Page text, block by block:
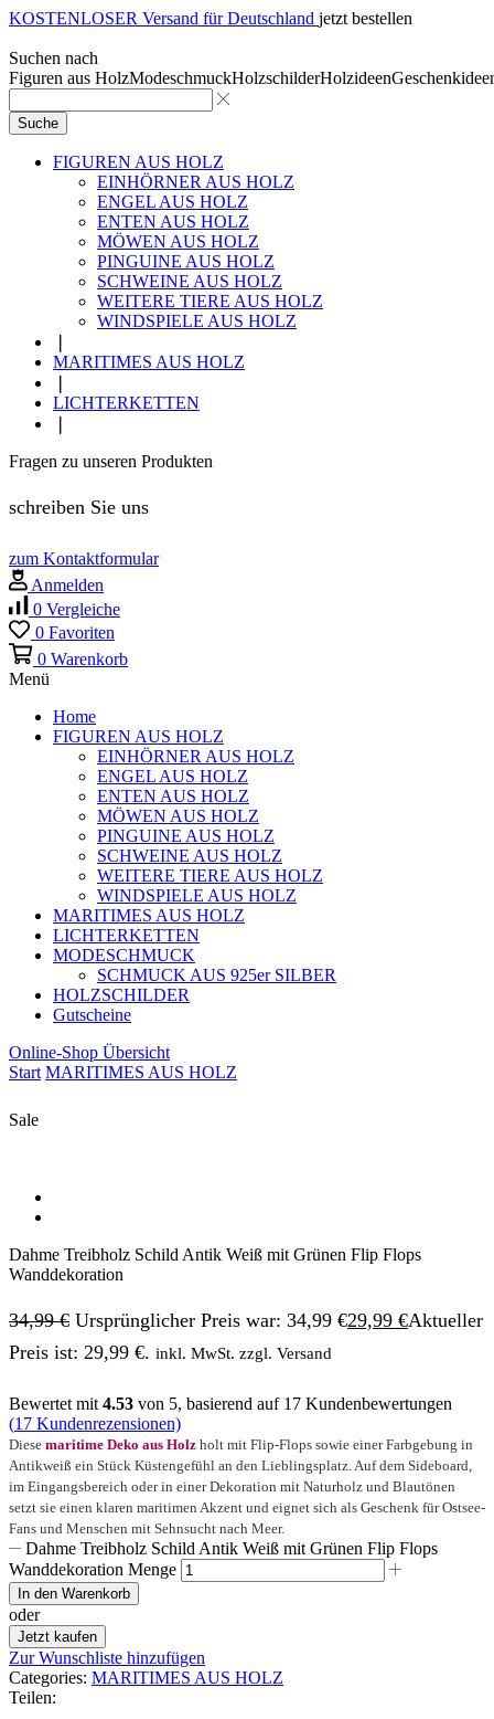
KOSTENLOSER Versand für Deutschland jetzt bestellen
Suchen nach
Figuren aus HolzModeschmuckHolzschilderHolzideen
Suche
FIGUREN AUS HOLZ
EINHÖRNER AUS HOLZ
ENGEL AUS HOLZ
ENTEN AUS HOLZ
MÖWEN AUS HOLZ
PINGUINE AUS HOLZ
SCHWEINE AUS HOLZ
WEITERE TIERE AUS HOLZ
WINDSPIELE AUS HOLZ
MARITIMES AUS HOLZ
LICHTERKETTEN
Fragen zu unseren Produkten
schreiben Sie uns
zum Kontaktformular
Anmelden
0 Vergleiche
0 Favoriten
0 Warenkorb
Menü
Home
FIGUREN AUS HOLZ
EINHÖRNER AUS HOLZ
ENGEL AUS HOLZ
ENTEN AUS HOLZ
MÖWEN AUS HOLZ
PINGUINE AUS HOLZ
SCHWEINE AUS HOLZ
WEITERE TIERE AUS HOLZ
WINDSPIELE AUS HOLZ
MARITIMES AUS HOLZ
LICHTERKETTEN
MODESCHMUCK
SCHMUCK AUS 925er SILBER
HOLZSCHILDER
Gutscheine
Online-Shop Übersicht
Start MARITIMES AUS HOLZ
Sale
Dahme Treibholz Schild Antik Weiß mit Grünen Flip Flops
Wanddekoration
34,99€ Ursprünglicher Preis war: 34,99 €29,99 €Aktueller
Preis ist: 29,99 €. inkl. MwSt. zzgl. Versand
Bewertet mit 4.53 von 5, basierend auf 17 Kundenbewertungen
(17 Kundenrezensionen)
Diese maritime Deko aus Holz holt mit Flip-Flops sowie einer Farbgebung in
Antikweiß ein Stück Küstengefühl an den Lieblingsplatz. Auf dem Sideboard,
im Eingangsbereich oder in einer Dekoration mit Naturholz und Blautönen
setzt sie einen klaren maritimen Akzent und eignet sich als Geschenk für Ostsee-
Fans und Menschen mit Sehnsucht nach Meer.
Dahme Treibholz Schild Antik Weiß mit Grünen Flip Flops
Wanddekoration Menge
In den Warenkorb
oder
Jetzt kaufen
Zur Wunschliste hinzufügen
Categories: MARITIMES AUS HOLZ
Teilen: